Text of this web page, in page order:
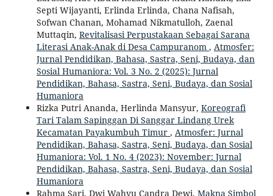
Septi Wijayanti, Erlinda Erlinda, Chana Nafisah,
Sofwan Chanan, Mohamad Nikmatulloh, Zaenal
Muttaqin, Revitalisasi Perpustakaan Sebagai Sarana
Literasi Anak-Anak di Desa Campuranom , Atmosfer:
Jurnal Pendidikan, Bahasa, Sastra, Seni, Budaya, dan
Sosial Humaniora: Vol. 3 No. 2 (2025): Jurnal
Pendidikan, Bahasa, Sastra, Seni, Budaya, dan Sosial
Humaniora
Rizka Putri Ananda, Herlinda Mansyur, Koreografi
Tari Talam Sapinggan Di Sanggar Lindang Urek
Kecamatan Payakumbuh Timur , Atmosfer: Jurnal
Pendidikan, Bahasa, Sastra, Seni, Budaya, dan Sosial
Humaniora: Vol. 1 No. 4 (2023): November: Jurnal
Pendidikan, Bahasa, Sastra, Seni, Budaya, dan Sosial
Humaniora
Rahma Sari, Dwi Wahyu Candra Dewi, Makna Simbol